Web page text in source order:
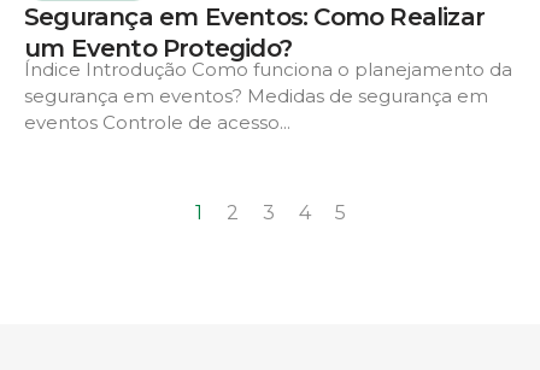
Segurança em Eventos: Como Realizar
um Evento Protegido?
Índice Introdução Como funciona o planejamento da
segurança em eventos? Medidas de segurança em
eventos Controle de acesso...
1 2 3 4 5